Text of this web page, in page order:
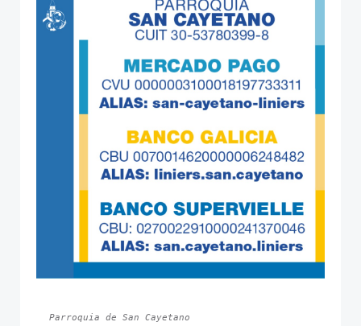
Parroquia de San Cayetano